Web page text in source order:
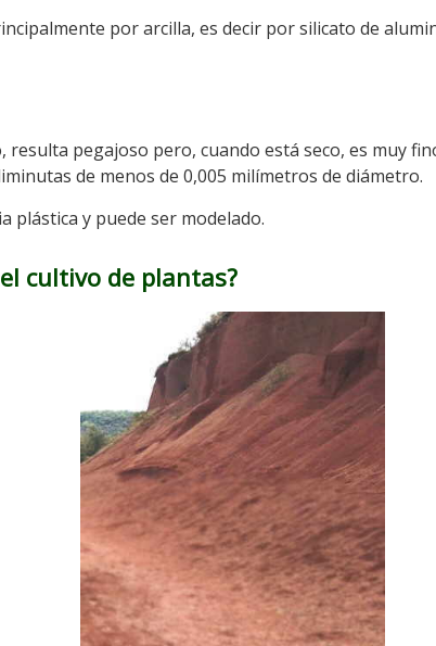
por arcilla, es decir por silicato de
pegajoso pero, cuando está seco, es muy
de menos de 0,005 milímetros de diámetro.
plástica y puede ser modelado.
cultivo de plantas?